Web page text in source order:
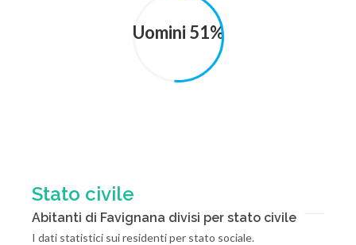
Uomini 51%
Stato civile
Abitanti di Favignana divisi per stato civile
I dati statistici sui residenti per stato sociale.